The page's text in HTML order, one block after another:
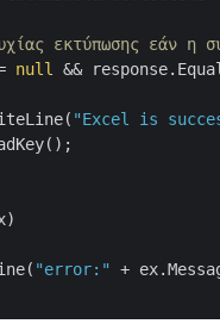
εκτύπωσης εάν η
null &&
"Excel is
"error:" +